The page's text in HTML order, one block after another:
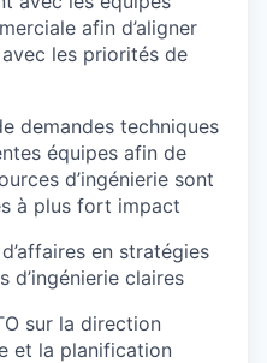
afin d’aligner
les priorités de
demandes techniques
équipes afin de
d’ingénierie sont
à plus fort impact
en stratégies
d’ingénierie claires
sur la direction
et la planification